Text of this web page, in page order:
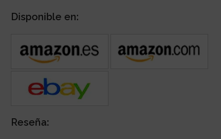
Disponible en:
Reseña: